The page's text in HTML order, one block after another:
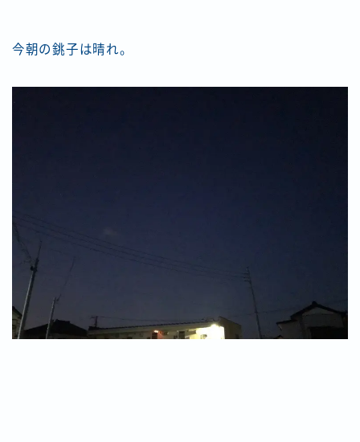
今朝の銚子は晴れ。